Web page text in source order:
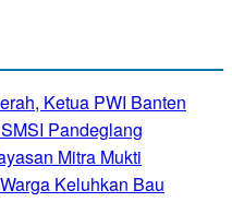
Ketua PWI Banten
Pandeglang
Mitra Mukti
Keluhkan Bau